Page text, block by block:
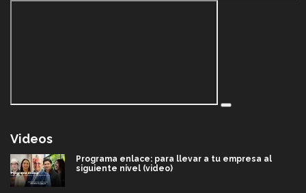
Videos
Programa enlace: para llevar a tu empresa al
siguiente nivel (video)